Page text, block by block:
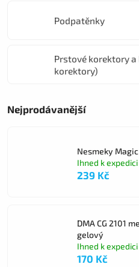
Podpatěnky
Prstové korektory
korektory)
Nejprodávanější
Nesmeky Magic
Ihned k expedici
239 Kč
DMA CG 2101
gelový
Ihned k expedici
170 Kč